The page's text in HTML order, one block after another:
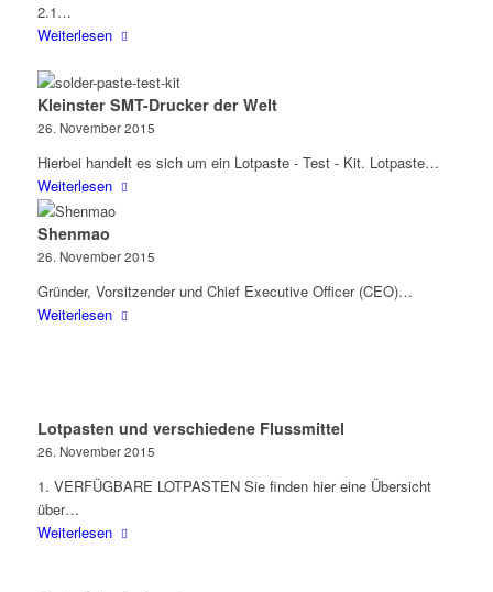
2.1…
Weiterlesen
Kleinster SMT-Drucker der Welt
26. November 2015
Hierbei handelt es sich um ein Lotpaste - Test - Kit. Lotpaste…
Weiterlesen
Shenmao
26. November 2015
Gründer, Vorsitzender und Chief Executive Officer (CEO)…
Weiterlesen
Lotpasten und verschiedene Flussmittel
26. November 2015
1. VERFÜGBARE LOTPASTEN Sie finden hier eine Übersicht
über…
Weiterlesen